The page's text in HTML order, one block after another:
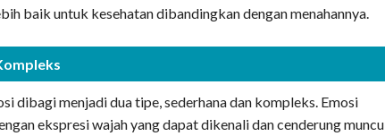
baik untuk kesehatan dibandingkan dengan menahannya.
dibagi menjadi dua tipe, sederhana dan kompleks. Emosi
ekspresi wajah yang dapat dikenali dan cenderung